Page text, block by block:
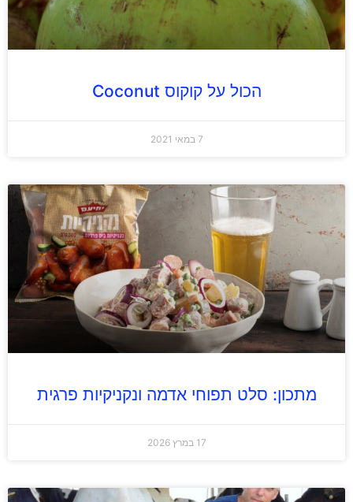
הכול על קוקוס Coconut
7 במאי 2021
מתכון: סלט תפוחי אדמה ונקניקיות פרגית
17 במרץ 2026